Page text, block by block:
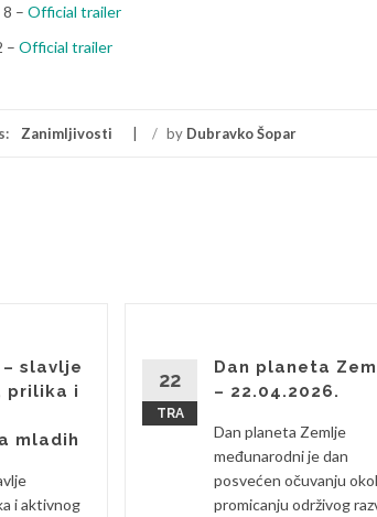
– Official trailer
– Official trailer
Zanimljivosti / by Dubravko Šopar
– slavlje
prilika i
mladih
i aktivnog
22
TRA
Dan planeta
– 22.04.2026.
Dan planeta Zemlje
međunarodni je dan
posvećen očuvanju
promicanju održivog